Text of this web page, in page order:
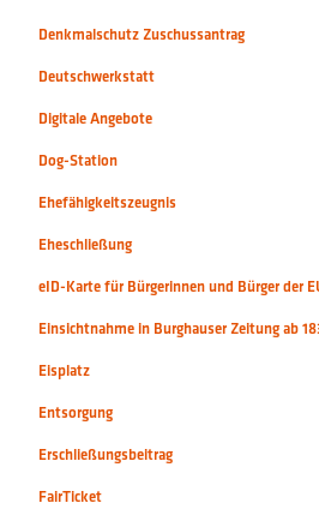
Denkmalschutz Zuschussantrag
Deutschwerkstatt
Digitale Angebote
Dog-Station
Ehefähigkeitszeugnis
Eheschließung
eID-Karte für Bürgerinnen und Bürger der
Einsichtnahme in Burghauser Zeitung ab
Eisplatz
Entsorgung
Erschließungsbeitrag
FairTicket